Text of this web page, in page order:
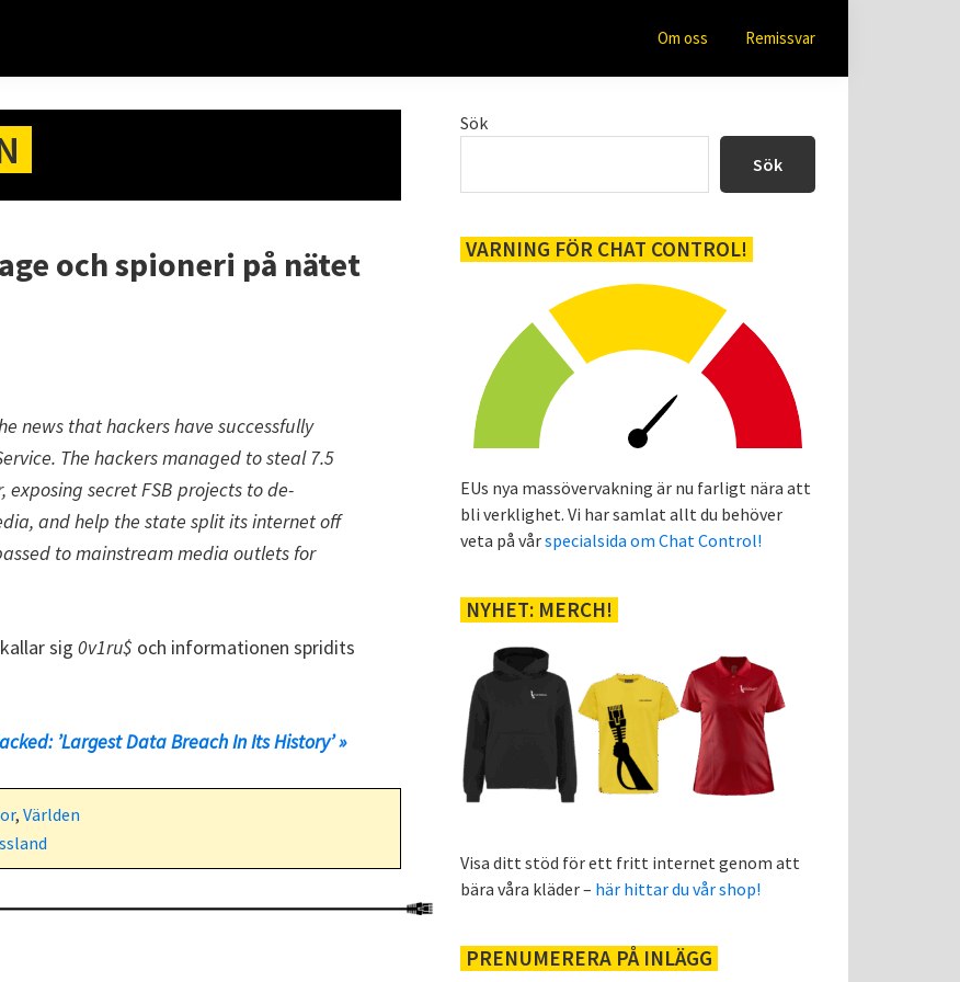
Om oss Remissvar
och spioneri på nätet
news that hackers have successfully
The hackers managed to steal 7.5
secret FSB projects to de-
and help the state split its internet off
to mainstream media outlets for
sig 0v1ru$ och informationen spridits
’Largest Data Breach In Its History’ »
, Världen
Primärt
Sök
Sök
VARNING FÖR CHAT CONTROL!
EUs nya massövervakning är nu farligt nära att
bli verklighet. Vi har samlat allt du behöver
veta på vårspecialsida om Chat Control!
NYHET: MERCH!
Visa ditt stöd för ett fritt internet genom att
bära våra kläder – här hittar du vår shop!
PRENUMERERA PÅ INLÄGG